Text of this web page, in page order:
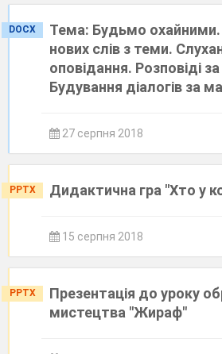
DOCX
Тема: Будьмо охайними.
нових слів з теми.
оповідання. Розповіді
Будування діалогів за
27 серпня 2018
PPTX Дидактична гра "Хто у
15 серпня 2018
PPTX
Презентація до уроку
мистецтва "Жираф"